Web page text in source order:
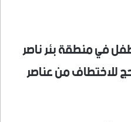
في منطقة بئر ناصر
للاختطاف من عناصر